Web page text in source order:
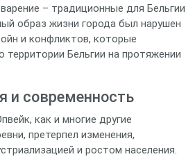
– традиционные для Бельгии
образ жизни города был нарушен
и конфликтов, которые
территории Бельгии на протяжении
и современность
как и многие другие
претерпел изменения,
и ростом населения.